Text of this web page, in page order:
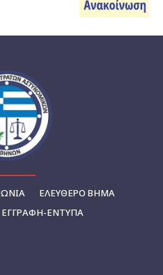
ΕΛΕΥΘΕΡΟ ΒΗΜΑ
ΕΓΓΡΑΦΉ-ΈΝΤΥΠΑ